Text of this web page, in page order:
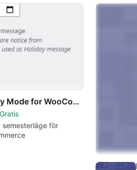
Holiday Mode for WooCommerce
Gratis
semesterläge för